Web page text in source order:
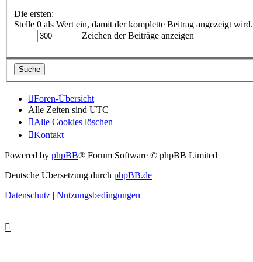
Die ersten:
Stelle 0 als Wert ein, damit der komplette Beitrag angezeigt wird.
Zeichen der Beiträge anzeigen
Foren-Übersicht
Alle Zeiten sind UTC
Alle Cookies löschen
Kontakt
Powered by phpBB® Forum Software © phpBB Limited
Deutsche Übersetzung durch phpBB.de
Datenschutz | Nutzungsbedingungen